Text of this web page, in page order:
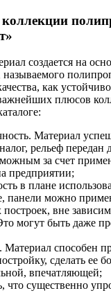
создается на
называемого
как
плюсов
Материал
рельеф передан
за счет
предприятии;
в плане
панели можно
вне
могут быть даже
Материал способен
сделать ее
впечатляющей;
что существенно